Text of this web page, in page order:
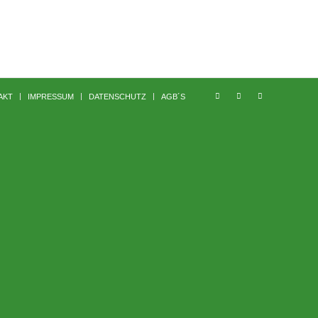
IMPRESSUM DATENSCHUTZ AGB´S